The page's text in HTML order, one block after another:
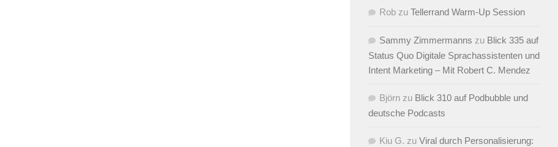
Rob zu Tellerrand Warm-Up Session
Sammy Zimmermanns zu Blick 335 auf
Status Quo Digitale Sprachassistenten und
Intent Marketing – Mit Robert C. Mendez
Björn zu Blick 310 auf Podbubble und
deutsche Podcasts
Kiu G. zu Viral durch Personalisierung: